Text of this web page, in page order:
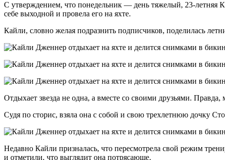
С утверждением, что понедельник — день тяжелый, 23-летняя
себе выходной и провела его на яхте.
Кайли, словно желая подразнить подписчиков, поделилась
Отдыхает звезда не одна, а вместе со своими друзьями.
Судя по сторис, взяла она с собой и свою трехлетнюю дочку
Недавно Кайли призналась, что пересмотрела свой режим
и отметили, что выглядит она потрясающе.